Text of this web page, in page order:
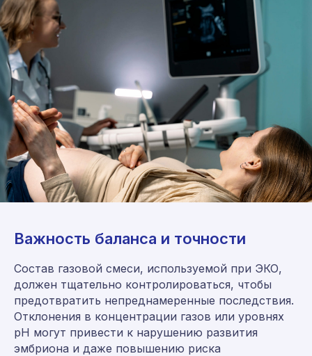
Важность баланса и точности
Состав газовой смеси, используемой при ЭКО,
должен тщательно контролироваться, чтобы
предотвратить непреднамеренные последствия.
Отклонения в концентрации газов или уровнях
pH могут привести к нарушению развития
эмбриона и даже повышению риска